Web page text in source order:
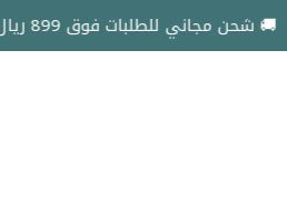
🚚 شحن مجاني للطلبات فوق 899 ريال